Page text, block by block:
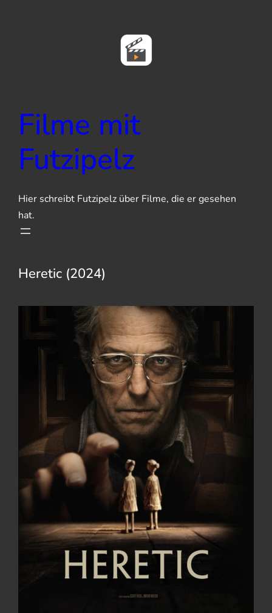
Filme mit
Futzipelz
Hier schreibt Futzipelz über Filme, die er gesehen
hat.
Heretic (2024)